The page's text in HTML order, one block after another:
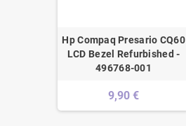
Hp Compaq Presario CQ60
LCD Bezel Refurbished -
496768-001
9,90 €